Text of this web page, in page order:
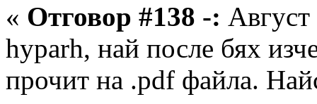
« Отговор #138 -:
hyparh, най после бях
прочит на .pdf файла.